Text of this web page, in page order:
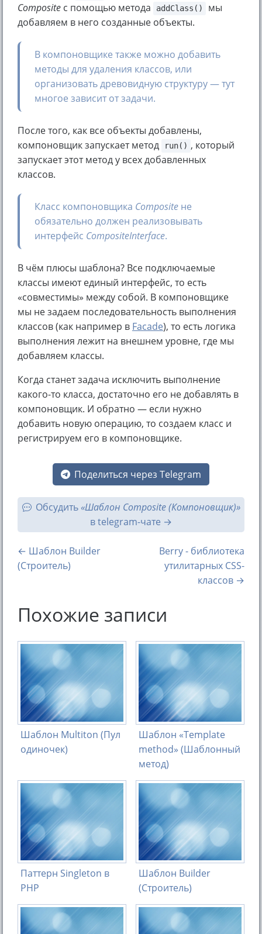
Composite с помощью метода addClass()
мы
добавляем в него созданные объекты.
В компоновщике также можно добавить
методы для удаления классов, или
организовать древовидную структуру — тут
многое зависит от задачи.
После того, как все объекты добавлены,
компоновщик запускает метод
run() , который
запускает этот метод у всех добавленных
классов.
Класс компоновщика Composite не
обязательно должен реализовывать
интерфейс CompositeInterface.
В чём плюсы шаблона? Все подключаемые
классы имеют единый интерфейс, то есть
«совместимы» между собой. В компоновщике
мы не задаем последовательность выполнения
классов (как например в Facade), то есть логика
выполнения лежит на внешнем уровне, где мы
добавляем классы.
Когда станет задача исключить выполнение
какого-то класса, достаточно его не добавлять в
компоновщик. И обратно — если нужно
добавить новую операцию, то создаем класс и
регистрируем его в компоновщике.
Поделиться через Telegram
Обсудить «Шаблон Composite (Компоновщик)»
в telegram-чате
← Шаблон Builder
(Строитель)
Berry - библиотека
утилитарных CSS-
классов →
Похожие записи
Шаблон Multiton (Пул
одиночек)
Шаблон «Template
method» (Шаблонный
метод)
Паттерн Singleton в
PHP
Шаблон Builder
(Строитель)